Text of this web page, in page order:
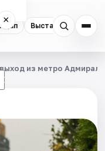
Выставки
×
☾
из метро